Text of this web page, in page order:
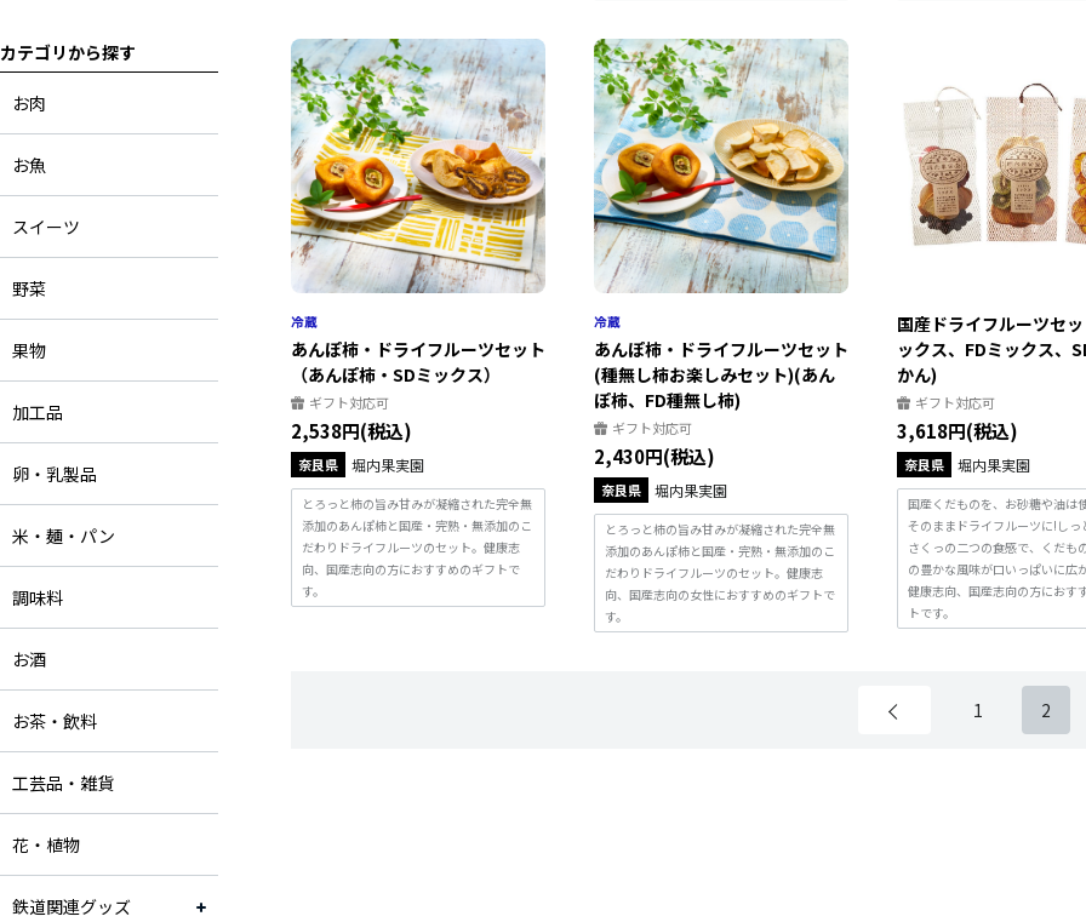
カテゴリから探す
お肉
お魚
スイーツ
野菜
果物
加工品
卵・乳製品
米・麺・パン
調味料
お酒
お茶・飲料
工芸品・雑貨
花・植物
鉄道関連グッズ
あんぽ柿・ドライフルーツセット
（あんぽ柿・SDミックス）
ギフト対応可
2,538円(税込)
奈良県 堀内果実園
とろっと柿の旨み甘みが凝縮された完全無
添加のあんぽ柿と国産・完熟・無添加のこ
だわりドライフルーツのセット。健康志
向、国産志向の方におすすめのギフトで
す。
あんぽ柿・ドライフルーツセット
(種無し柿お楽しみセット)(あん
ぽ柿、FD種無し柿)
ギフト対応可
2,430円(税込)
奈良県 堀内果実園
とろっと柿の旨み甘みが凝縮された完全無
添加のあんぽ柿と国産・完熟・無添加のこ
だわりドライフルーツのセット。健康志
向、国産志向の女性におすすめのギフトで
す。
国産ドライフルーツセ
ックス、FDミックス、
かん)
ギフト対応可
3,618円(税込)
奈良県 堀内果実園
国産くだものを、お砂糖や油は使
そのままドライフルーツに!しっ
さくっの二つの食感で、くだも
の豊かな風味が口いっぱいに広
健康志向、国産志向の方におす
トです。
1 2